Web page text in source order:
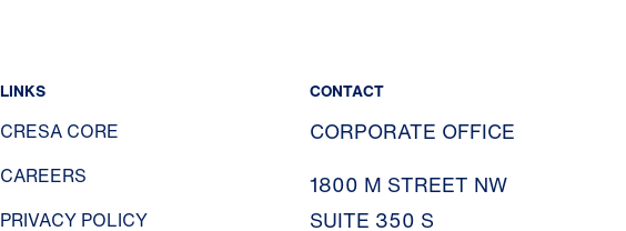
LINKS
CRESA CORE
CAREERS
PRIVACY POLICY
CONTACT
CORPORATE OFFICE
1800 M STREET NW
SUITE 350 S